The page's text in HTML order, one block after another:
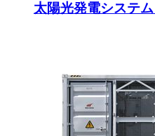
太陽光発電システ